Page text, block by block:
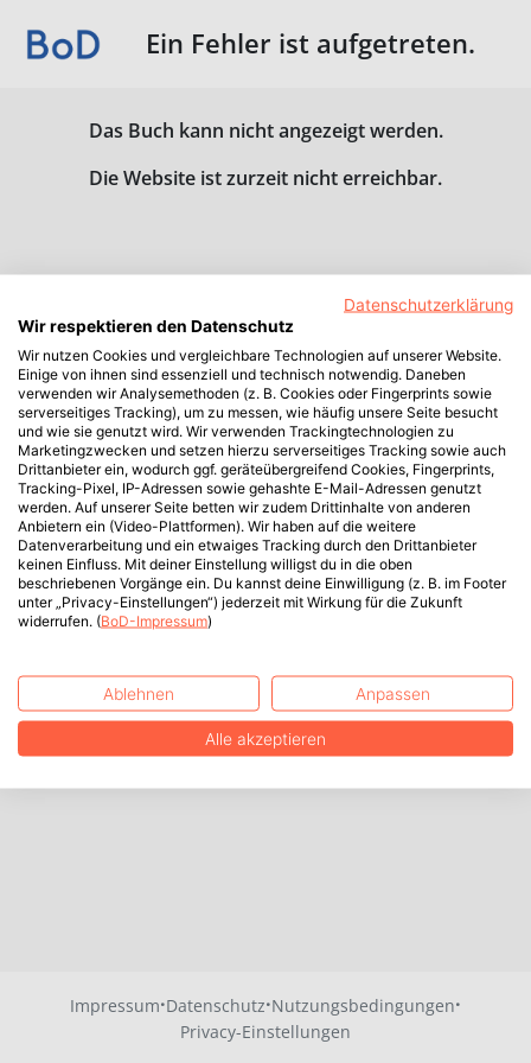
Ein Fehler ist aufgetreten.
Das Buch kann nicht angezeigt werden.
Die Website ist zurzeit nicht erreichbar.
Impressum·Datenschutz·Nutzungsbedingungen·
Privacy-Einstellungen
Datenschutzerklärung
Wir respektieren den Datenschutz
Wir nutzen Cookies und vergleichbare Technologien auf unserer Website.
Einige von ihnen sind essenziell und technisch notwendig. Daneben
verwenden wir Analysemethoden (z. B. Cookies oder Fingerprints sowie
serverseitiges Tracking), um zu messen, wie häufig unsere Seite besucht
und wie sie genutzt wird. Wir verwenden Trackingtechnologien zu
Marketingzwecken und setzen hierzu serverseitiges Tracking sowie auch
Drittanbieter ein, wodurch ggf. geräteübergreifend Cookies, Fingerprints,
Tracking-Pixel, IP-Adressen sowie gehashte E-Mail-Adressen genutzt
werden. Auf unserer Seite betten wir zudem Drittinhalte von anderen
Anbietern ein (Video-Plattformen). Wir haben auf die weitere
Datenverarbeitung und ein etwaiges Tracking durch den Drittanbieter
keinen Einfluss. Mit deiner Einstellung willigst du in die oben
beschriebenen Vorgänge ein. Du kannst deine Einwilligung (z. B. im Footer
unter „Privacy-Einstellungen“) jederzeit mit Wirkung für die Zukunft
widerrufen. (BoD-Impressum)
Ablehnen Anpassen
Alle akzeptieren